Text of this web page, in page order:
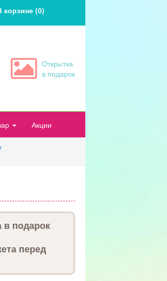
корзине (0)
Открытка
в подарок
Акции
в подарок
перед